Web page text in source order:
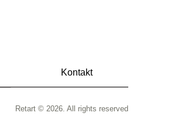
Kontakt
Retart © 2026. All rights reserved